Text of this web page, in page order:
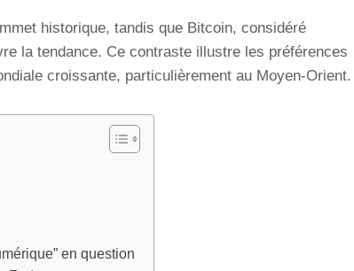
historique, tandis que Bitcoin, considéré
la tendance. Ce contraste illustre les préférences
croissante, particulièrement au Moyen-Orient.
en question